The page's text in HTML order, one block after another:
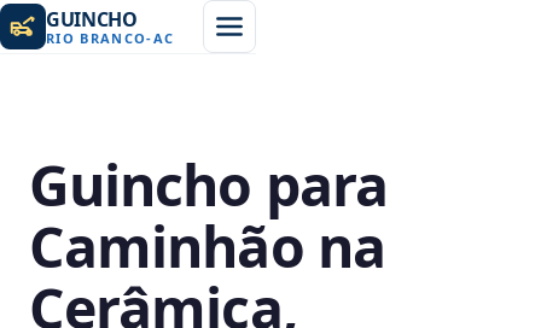
GUINCHO
RIO BRANCO-AC
Guincho para
Caminhão na
Cerâmica,